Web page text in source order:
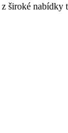
široké nabídky